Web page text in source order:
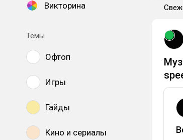
Викторина
Темы
Офтоп
Игры
Гайды
Кино и сериалы